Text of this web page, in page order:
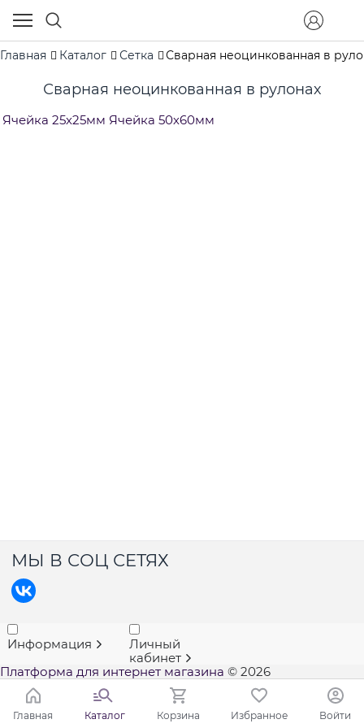
Главная Каталог Сетка Сварная неоцинкованная в
Сварная неоцинкованная в рулонах
Ячейка 25х25мм Ячейка 50х60мм
МЫ В СОЦ СЕТЯХ
Информация
Личный
кабинет
Платформа для интернет магазина © 2026
Главная Каталог Корзина Избранное Войти